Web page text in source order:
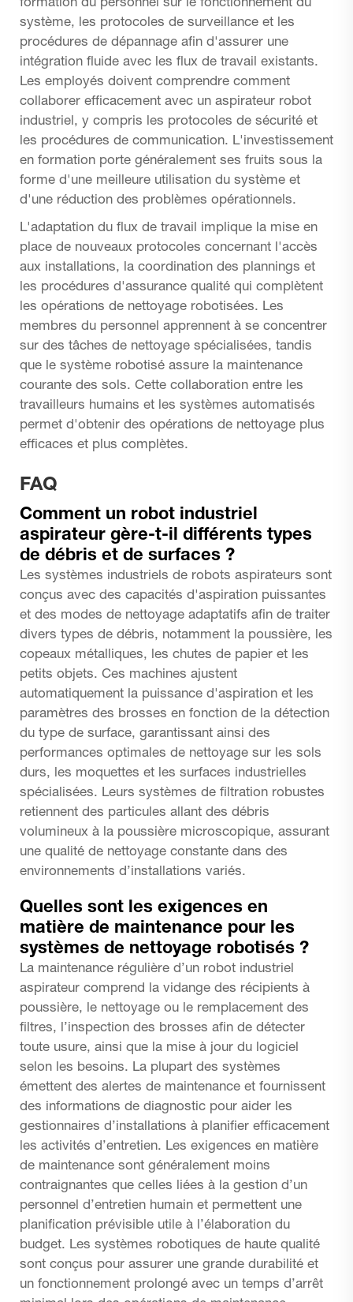
formation du personnel sur le fonctionnement du
système, les protocoles de surveillance et les
procédures de dépannage afin d'assurer une
intégration fluide avec les flux de travail existants.
Les employés doivent comprendre comment
collaborer efficacement avec un aspirateur robot
industriel, y compris les protocoles de sécurité et
les procédures de communication. L'investissement
en formation porte généralement ses fruits sous la
forme d'une meilleure utilisation du système et
d'une réduction des problèmes opérationnels.
L'adaptation du flux de travail implique la mise en
place de nouveaux protocoles concernant l'accès
aux installations, la coordination des plannings et
les procédures d'assurance qualité qui complètent
les opérations de nettoyage robotisées. Les
membres du personnel apprennent à se concentrer
sur des tâches de nettoyage spécialisées, tandis
que le système robotisé assure la maintenance
courante des sols. Cette collaboration entre les
travailleurs humains et les systèmes automatisés
permet d'obtenir des opérations de nettoyage plus
efficaces et plus complètes.
FAQ
Comment un robot industriel
aspirateur gère-t-il différents types
de débris et de surfaces ?
Les systèmes industriels de robots aspirateurs sont
conçus avec des capacités d'aspiration puissantes
et des modes de nettoyage adaptatifs afin de traiter
divers types de débris, notamment la poussière, les
copeaux métalliques, les chutes de papier et les
petits objets. Ces machines ajustent
automatiquement la puissance d'aspiration et les
paramètres des brosses en fonction de la détection
du type de surface, garantissant ainsi des
performances optimales de nettoyage sur les sols
durs, les moquettes et les surfaces industrielles
spécialisées. Leurs systèmes de filtration robustes
retiennent des particules allant des débris
volumineux à la poussière microscopique, assurant
une qualité de nettoyage constante dans des
environnements d’installations variés.
Quelles sont les exigences en
matière de maintenance pour les
systèmes de nettoyage robotisés ?
La maintenance régulière d’un robot industriel
aspirateur comprend la vidange des récipients à
poussière, le nettoyage ou le remplacement des
filtres, l’inspection des brosses afin de détecter
toute usure, ainsi que la mise à jour du logiciel
selon les besoins. La plupart des systèmes
émettent des alertes de maintenance et fournissent
des informations de diagnostic pour aider les
gestionnaires d’installations à planifier efficacement
les activités d’entretien. Les exigences en matière
de maintenance sont généralement moins
contraignantes que celles liées à la gestion d’un
personnel d’entretien humain et permettent une
planification prévisible utile à l’élaboration du
budget. Les systèmes robotiques de haute qualité
sont conçus pour assurer une grande durabilité et
un fonctionnement prolongé avec un temps d’arrêt